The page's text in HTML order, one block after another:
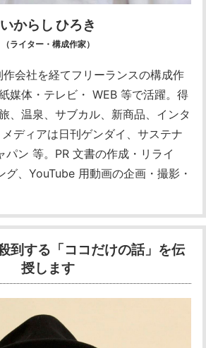
いからし ひろき
（ライター・構成作家）
会社を経てフリーランスの構成作
媒体・テレビ・ WEB 等で活躍。得
、温泉、サブカル、新商品、インタ
ディアは日刊ゲンダイ、サステナ
パン 等。PR 文書の作成・リライ
グ、YouTube 用動画の企画・撮影・
到する「ココだけの話」を伝
授します